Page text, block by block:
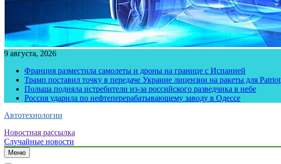
9 августа, 2026
Франция разместила самолеты и дроны на границе с Испанией
Трамп поставил точку в передаче Украине лицензии на ракеты для Patriot
Польша подняла истребители из-за российского разведчика в небе
Россия ударила по нефтеперерабатывающему заводу в Одессе
Автотехнологии
Новостная рассылка
Случайные новости
Меню